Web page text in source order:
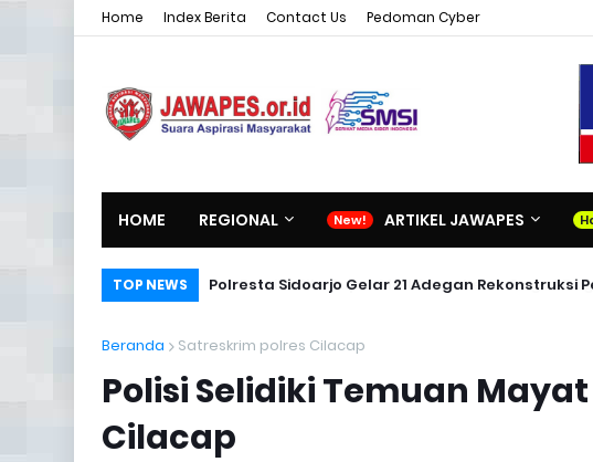
Home Index Berita Contact Us Pedoman Cyber
HOME REGIONAL ARTIKEL JAWAPES
TOP NEWS Polresta Sidoarjo Gelar 21 Adegan Rekonstruksi
Beranda Satreskrim polres Cilacap
Polisi Selidiki Temuan
Cilacap